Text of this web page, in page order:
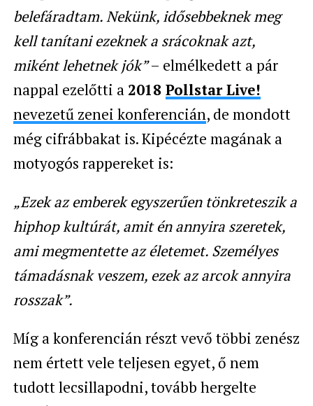
belefáradtam. Nekünk, idősebbeknek meg
kell tanítani ezeknek a srácoknak azt,
miként lehetnek jók”– elmélkedett a pár
nappal ezelőtti a 2018 Pollstar Live!
nevezetű zenei konferencián, de mondott
még cifrábbakat is. Kipécézte magának a
motyogós rappereket is:
„Ezek az emberek egyszerűen tönkreteszik a
hiphop kultúrát, amit én annyira szeretek,
ami megmentette az életemet. Személyes
támadásnak veszem, ezek az arcok annyira
rosszak”.
Míg a konferencián részt vevő többi zenész
nem értett vele teljesen egyet, ő nem
tudott lecsillapodni, tovább hergelte